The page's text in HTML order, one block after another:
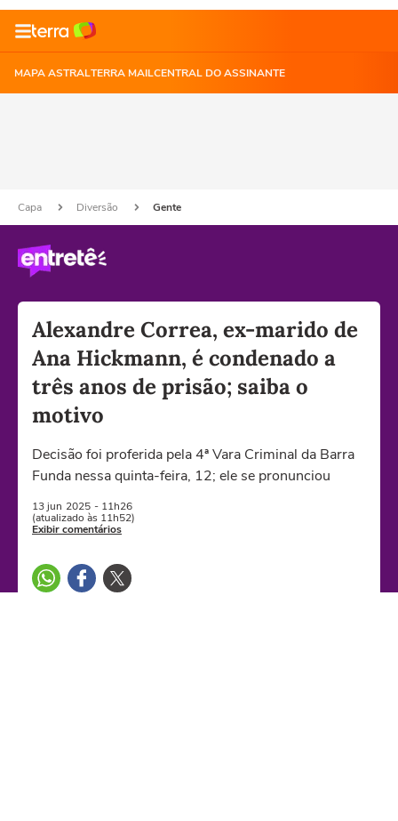
MAPA ASTRALTERRA MAILCENTRAL DO ASSINANTE
Capa Diversão Gente
Alexandre Correa, ex-marido de
Ana Hickmann, é condenado a
três anos de prisão; saiba o
motivo
Decisão foi proferida pela 4ª Vara Criminal da Barra
Funda nessa quinta-feira, 12; ele se pronunciou
13 jun 2025 - 11h26
(atualizado às 11h52)
Exibir comentários